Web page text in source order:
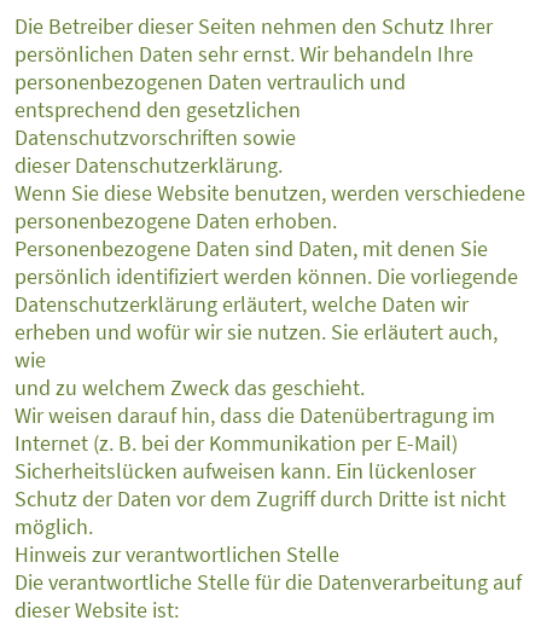
Die Betreiber dieser Seiten nehmen den Schutz Ihrer
persönlichen Daten sehr ernst. Wir behandeln Ihre
personenbezogenen Daten vertraulich und
entsprechend den gesetzlichen
Datenschutzvorschriften sowie
dieser Datenschutzerklärung.
Wenn Sie diese Website benutzen, werden verschiedene
personenbezogene Daten erhoben.
Personenbezogene Daten sind Daten, mit denen Sie
persönlich identifiziert werden können. Die vorliegende
Datenschutzerklärung erläutert, welche Daten wir
erheben und wofür wir sie nutzen. Sie erläutert auch,
wie
und zu welchem Zweck das geschieht.
Wir weisen darauf hin, dass die Datenübertragung im
Internet (z. B. bei der Kommunikation per E-Mail)
Sicherheitslücken aufweisen kann. Ein lückenloser
Schutz der Daten vor dem Zugriff durch Dritte ist nicht
möglich.
Hinweis zur verantwortlichen Stelle
Die verantwortliche Stelle für die Datenverarbeitung auf
dieser Website ist: